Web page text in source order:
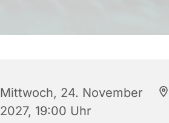
Mittwoch, 24. November
2027, 19:00 Uhr